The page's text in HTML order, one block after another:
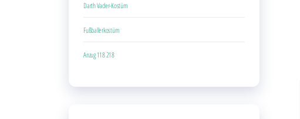
Darth Vader-Kostüm
Fußballerkostüm
Anzug 118 218